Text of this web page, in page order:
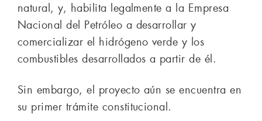
natural, y, habilita legalmente a la Empresa
Nacional del Petróleo a desarrollar y
comercializar el hidrógeno verde y los
combustibles desarrollados a partir de él.
Sin embargo, el proyecto aún se encuentra en
su primer trámite constitucional.